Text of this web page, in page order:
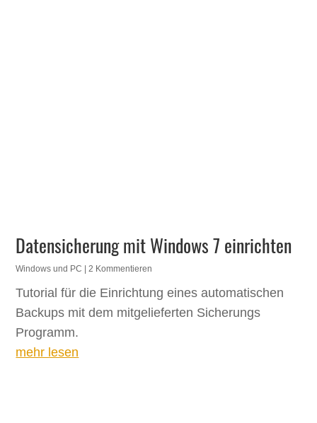
Datensicherung mit Windows 7 einrichten
Windows und PC | 2 Kommentieren
Tutorial für die Einrichtung eines automatischen
Backups mit dem mitgelieferten Sicherungs
Programm.
mehr lesen